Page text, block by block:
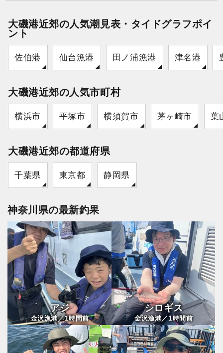
大磯港近郊の人気潮見表・タイドグラフポイ
ント
佐伯港 仙台漁港 田ノ浦漁港 津名港
大磯港近郊の人気市町村
横浜市 平塚市 横須賀市 茅ヶ崎市 葉
大磯港近郊の都道府県
千葉県 東京都 静岡県
神奈川県の最新釣果
アジ
金沢漁港／1時間前
シロギス
金沢漁港／1時間前